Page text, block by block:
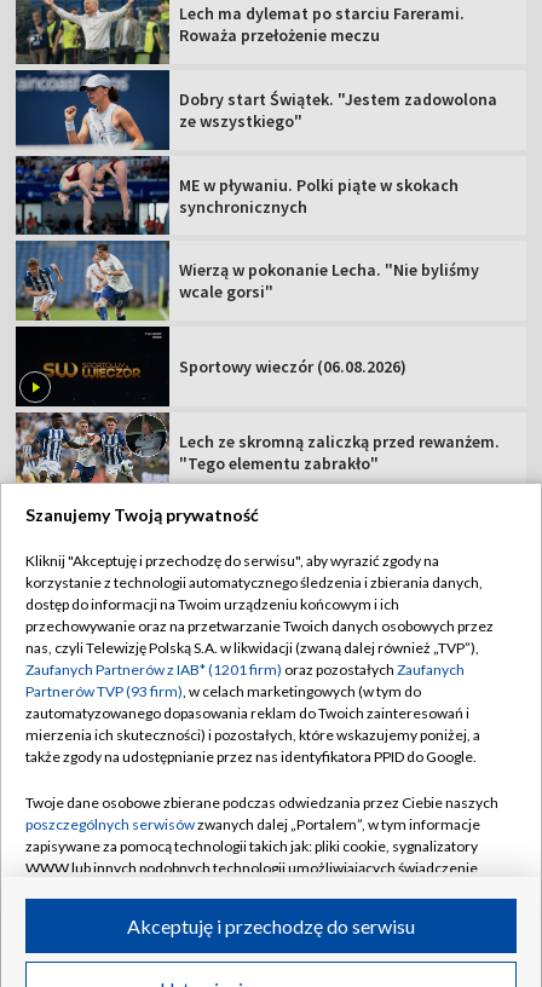
Lech ma dylemat po starciu Farerami.
Roważa przełożenie meczu
Dobry start Świątek. "Jestem zadowolona
ze wszystkiego"
ME w pływaniu. Polki piąte w skokach
synchronicznych
Wierzą w pokonanie Lecha. "Nie byliśmy
wcale gorsi"
Sportowy wieczór (06.08.2026)
Lech ze skromną zaliczką przed rewanżem.
"Tego elementu zabrakło"
TVP
Abonament TVP
Sklep TVP
Biuro Reklamy
Oferta Handlowa
Emisja w TVP
Rada Programowa
Ogłoszenia przetargowe
Akademia Telewizyjna
Informacje o nadawcy
Regulamin TVP
Polityka prywatności
Moje zgody
Biuro reklamy
Kanały
©2026 Telewizja Polska Spółka Akcyjna w likwidacji
Szanujemy Twoją prywatność
Kliknij "Akceptuję i przechodzę do serwisu", aby wyrazić zgody na
korzystanie z technologii automatycznego śledzenia i zbierania danych,
dostęp do informacji na Twoim urządzeniu końcowym i ich
przechowywanie oraz na przetwarzanie Twoich danych osobowych przez
nas, czyli Telewizję Polską S.A. w likwidacji (zwaną dalej również „TVP”),
Zaufanych Partnerów z IAB* (1201 firm) oraz pozostałych Zaufanych
Partnerów TVP (93 firm), w celach marketingowych (w tym do
zautomatyzowanego dopasowania reklam do Twoich zainteresowań i
mierzenia ich skuteczności) i pozostałych, które wskazujemy poniżej, a
także zgody na udostępnianie przez nas identyfikatora PPID do Google.
Twoje dane osobowe zbierane podczas odwiedzania przez Ciebie naszych
poszczególnych serwisówzwanych dalej „Portalem”, w tym informacje
zapisywane za pomocą technologii takich jak: pliki cookie, sygnalizatory
WWW lub innych podobnych technologii umożliwiających świadczenie
ruchu w Internecie.
Twoje dane osobowe zbierane podczas odwiedzania przez Ciebie
Akceptuję i przechodzę do serwisu